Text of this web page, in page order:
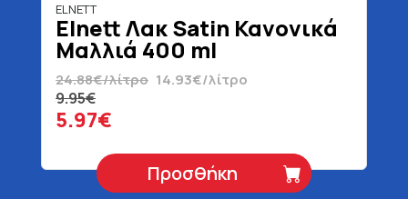
ELNETT
Elnett Λακ Satin Κανονικά
Μαλλιά 400 ml
24.88€/λίτρο 14.93€/λίτρο
9.95€
5.97€
Προσθήκη